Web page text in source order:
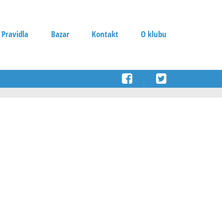
Bazar Kontakt O klubu